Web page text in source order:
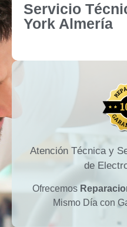
Servicio
York Almería
Atención Técnica y
de
Ofrecemos
Mismo Día con